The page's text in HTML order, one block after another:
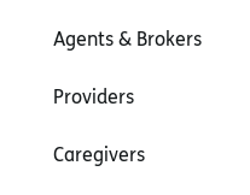
Agents & Brokers
Providers
Caregivers